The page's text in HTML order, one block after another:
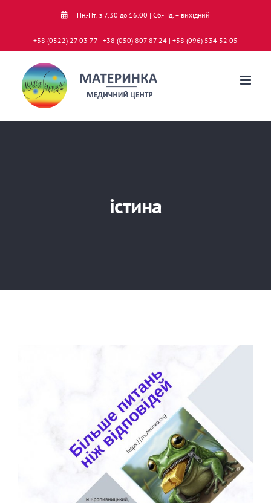
Пн.-Пт. з 7.30 до 16.00 | Сб.-Нд. – вихідний
+38 (0522) 27 03 77 | +38 (050) 807 87 24 | +38 (096) 534 52 05
істина